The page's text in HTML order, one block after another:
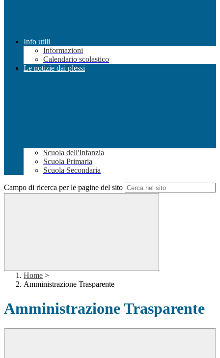
Info utili
Informazioni
Calendario scolastico
Le notizie dai plessi
Scuola dell'Infanzia
Scuola Primaria
Scuola Secondaria
Campo di ricerca per le pagine del sito
Home >
Amministrazione Trasparente
Amministrazione Trasparente